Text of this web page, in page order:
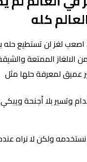
كله
اصعب لغز لن تستطيع حله
الممتعة
عميق لمعرفة حلها مثل
وتسير بلا أجنحة
ولكن لا نراه